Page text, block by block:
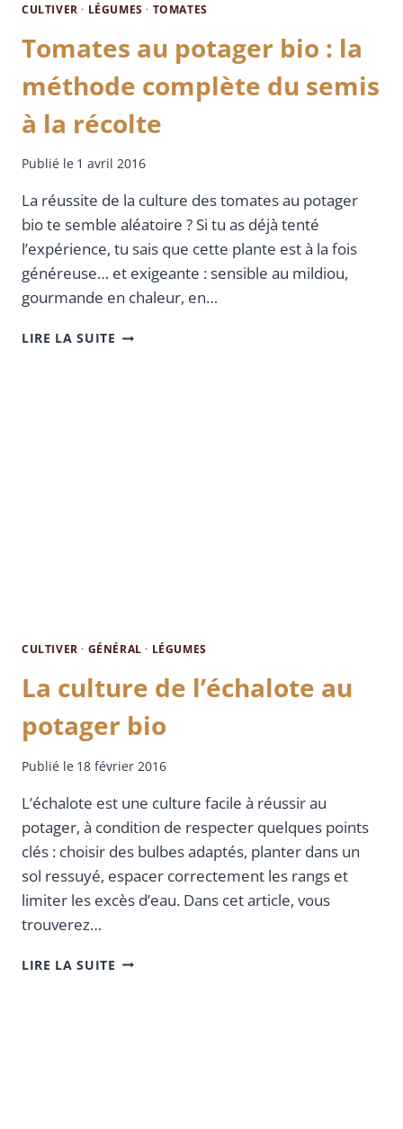
CULTIVER · LÉGUMES · TOMATES
Tomates au potager bio : la
méthode complète du semis
à la récolte
Publié le 1 avril 2016
La réussite de la culture des tomates au potager
bio te semble aléatoire ? Si tu as déjà tenté
l’expérience, tu sais que cette plante est à la fois
généreuse… et exigeante : sensible au mildiou,
gourmande en chaleur, en…
LIRE LA SUITE
CULTIVER · GÉNÉRAL · LÉGUMES
La culture de l’échalote au
potager bio
Publié le 18 février 2016
L’échalote est une culture facile à réussir au
potager, à condition de respecter quelques points
clés : choisir des bulbes adaptés, planter dans un
sol ressuyé, espacer correctement les rangs et
limiter les excès d’eau. Dans cet article, vous
trouverez…
LIRE LA SUITE